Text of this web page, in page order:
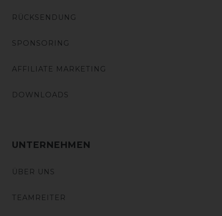
RÜCKSENDUNG
SPONSORING
AFFILIATE MARKETING
DOWNLOADS
UNTERNEHMEN
ÜBER UNS
TEAMREITER